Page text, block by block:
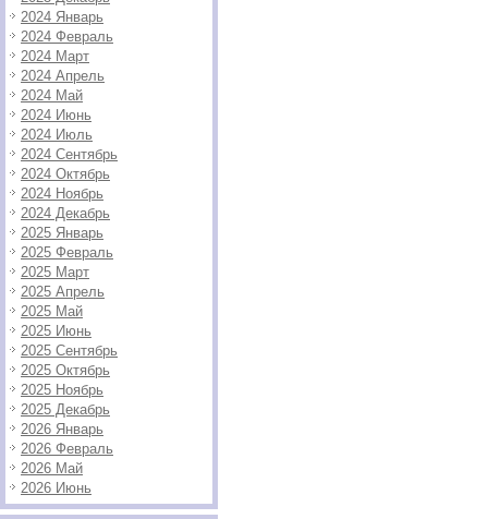
2024 Январь
2024 Февраль
2024 Март
2024 Апрель
2024 Май
2024 Июнь
2024 Июль
2024 Сентябрь
2024 Октябрь
2024 Ноябрь
2024 Декабрь
2025 Январь
2025 Февраль
2025 Март
2025 Апрель
2025 Май
2025 Июнь
2025 Сентябрь
2025 Октябрь
2025 Ноябрь
2025 Декабрь
2026 Январь
2026 Февраль
2026 Май
2026 Июнь